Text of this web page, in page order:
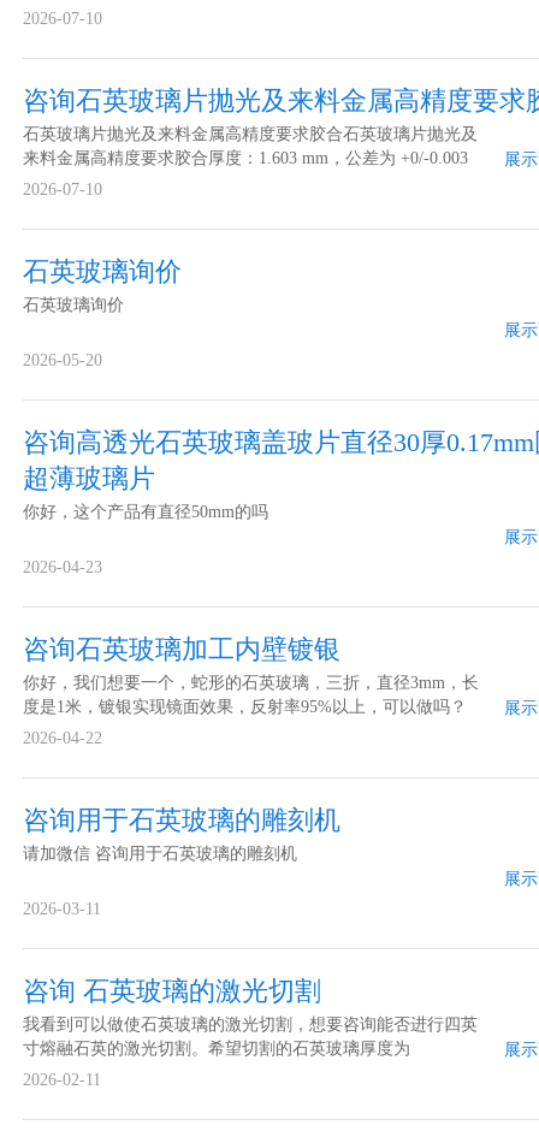
2026-07-10
咨询石英玻璃片抛光及来料金属高精度要求
石英玻璃片抛光及来料金属高精度要求胶合石英玻璃片抛光及
来料金属高精度要求胶合厚度：1.603 mm，公差为 +0/-0.003
mm61号U V膠 胶合精度要求+/-0.003mm
展
2026-07-10
石英玻璃询价
石英玻璃询价
展
2026-05-20
咨询高透光石英玻璃盖玻片直径30厚
超薄玻璃片
你好，这个产品有直径50mm的吗
展
2026-04-23
咨询石英玻璃加工内壁镀银
你好，我们想要一个，蛇形的石英玻璃，三折，直径3mm，长
度是1米，镀银实现镜面效果，反射率95%以上，可以做吗？
展
2026-04-22
咨询用于石英玻璃的雕刻机
请加微信 咨询用于石英玻璃的雕刻机
展
2026-03-11
咨询 石英玻璃的激光切割
我看到可以做使石英玻璃的激光切割，想要咨询能否进行四英
寸熔融石英的激光切割。希望切割的石英玻璃厚度为
2.5mm（2500um）或3.5mm（3500um），希望横竖切割各六
的正方形小片。想要咨询是否可以...
展
2026-02-11